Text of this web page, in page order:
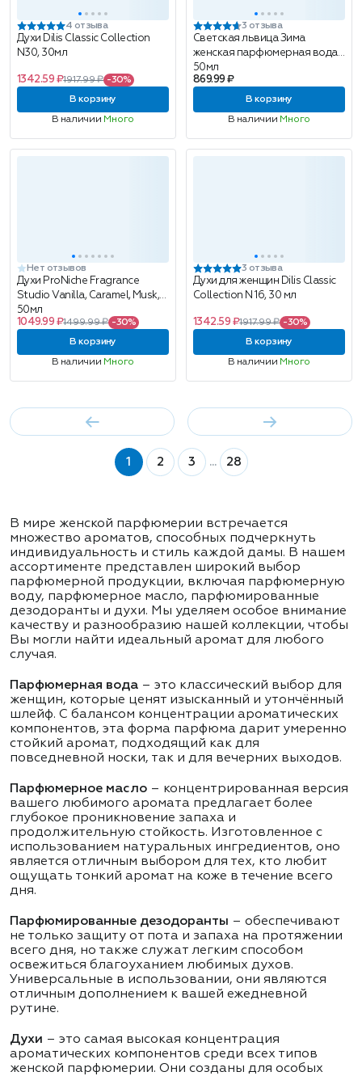
4 отзыва
Духи Dilis Classic Collection
N30, 30мл
1342.59 ₽1917.99 ₽ -30%
В корзину
В наличии Много
3 отзыва
Светская львица Зима
женская парфюмерная вода
50мл
869.99 ₽
В корзину
В наличии Много
Нет отзывов
Духи ProNiche Fragrance
Studio Vanilla, Caramel, Musk,
50мл
1049.99 ₽1499.99 ₽ -30%
В корзину
В наличии Много
3 отзыва
Духи для женщин Dilis Classic
Collection N 16, 30 мл
1342.59 ₽1917.99 ₽ -30%
В корзину
В наличии Много
1 2 3 ... 28
В мире женской парфюмерии встречается
множество ароматов, способных подчеркнуть
индивидуальность и стиль каждой дамы. В нашем
ассортименте представлен широкий выбор
парфюмерной продукции, включая парфюмерную
воду, парфюмерное масло, парфюмированные
дезодоранты и духи. Мы уделяем особое внимание
качеству и разнообразию нашей коллекции, чтобы
Вы могли найти идеальный аромат для любого
случая.
Парфюмерная вода – это классический выбор для
женщин, которые ценят изысканный и утончённый
шлейф. С балансом концентрации ароматических
компонентов, эта форма парфюма дарит умеренно
стойкий аромат, подходящий как для
повседневной носки, так и для вечерних выходов.
Парфюмерное масло – концентрированная версия
вашего любимого аромата предлагает более
глубокое проникновение запаха и
продолжительную стойкость. Изготовленное с
использованием натуральных ингредиентов, оно
является отличным выбором для тех, кто любит
ощущать тонкий аромат на коже в течение всего
дня.
Парфюмированные дезодоранты – обеспечивают
не только защиту от пота и запаха на протяжении
всего дня, но также служат легким способом
освежиться благоуханием любимых духов.
Универсальные в использовании, они являются
отличным дополнением к вашей ежедневной
рутине.
Духи – это самая высокая концентрация
ароматических компонентов среди всех типов
женской парфюмерии. Они созданы для особых